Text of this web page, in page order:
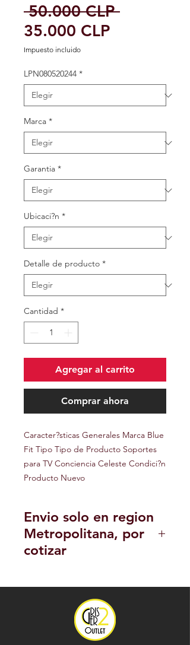
50.000 CLP Precio
35.000 CLP
Impuesto incluido
LPN080520244 *
Marca *
Garantia *
Ubicaci?n *
Detalle de producto *
Cantidad *
Agregar al carrito
Comprar ahora
Caracter?sticas Generales Marca Blue
Fit Tipo Tipo de Producto Soportes
para TV Conciencia Celeste Condici?n
Producto Nuevo
Envio solo en region
Metropolitana, por
cotizar
REEMBOLSO